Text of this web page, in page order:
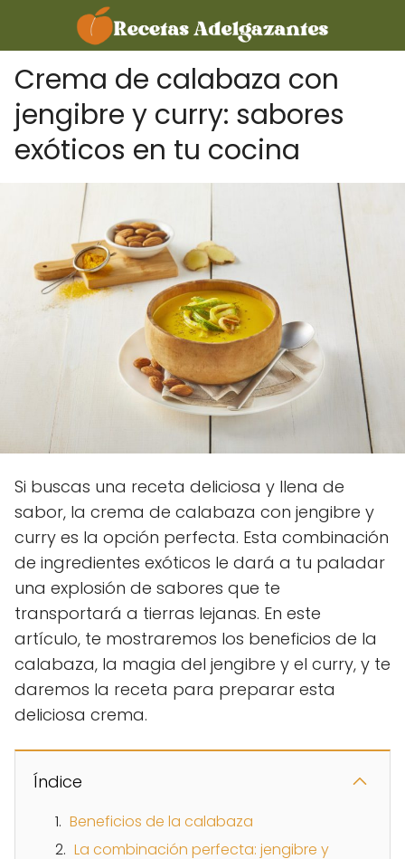
Crema de calabaza con
jengibre y curry: sabores
exóticos en tu cocina
Si buscas una receta deliciosa y llena de
sabor, la crema de calabaza con jengibre y
curry es la opción perfecta. Esta combinación
de ingredientes exóticos le dará a tu paladar
una explosión de sabores que te
transportará a tierras lejanas. En este
artículo, te mostraremos los beneficios de la
calabaza, la magia del jengibre y el curry, y te
daremos la receta para preparar esta
deliciosa crema.
Índice
Beneficios de la calabaza
La combinación perfecta: jengibre y